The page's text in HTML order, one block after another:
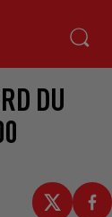
DU